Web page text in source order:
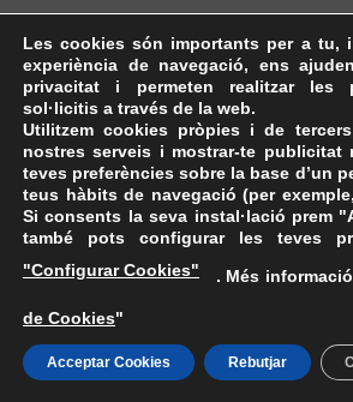
Les cookies són importants per a tu,
experiència de navegació, ens
privacitat i permeten realitzar les
sol·licitis a través de la web.
Utilitzem cookies pròpies i de
nostres serveis i mostrar-te publicitat
teves preferències sobre la base d’un
teus hàbits de navegació (per
Si consents la seva instal·lació prem
també pots configurar les teves
"Configurar Cookies"
. Més
de Cookies"
Acceptar Cookies Rebutjar